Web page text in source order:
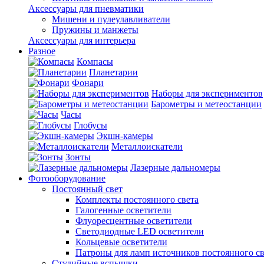
Аксессуары для пневматики
Мишени и пулеулавливатели
Пружины и манжеты
Аксессуары для интерьера
Разное
Компасы
Планетарии
Фонари
Наборы для экспериментов
Барометры и метеостанции
Часы
Глобусы
Экшн-камеры
Металлоискатели
Зонты
Лазерные дальномеры
Фотооборудование
Постоянный свет
Комплекты постоянного света
Галогенные осветители
Флуоресцентные осветители
Светодиодные LED осветители
Кольцевые осветители
Патроны для ламп источников постоянного